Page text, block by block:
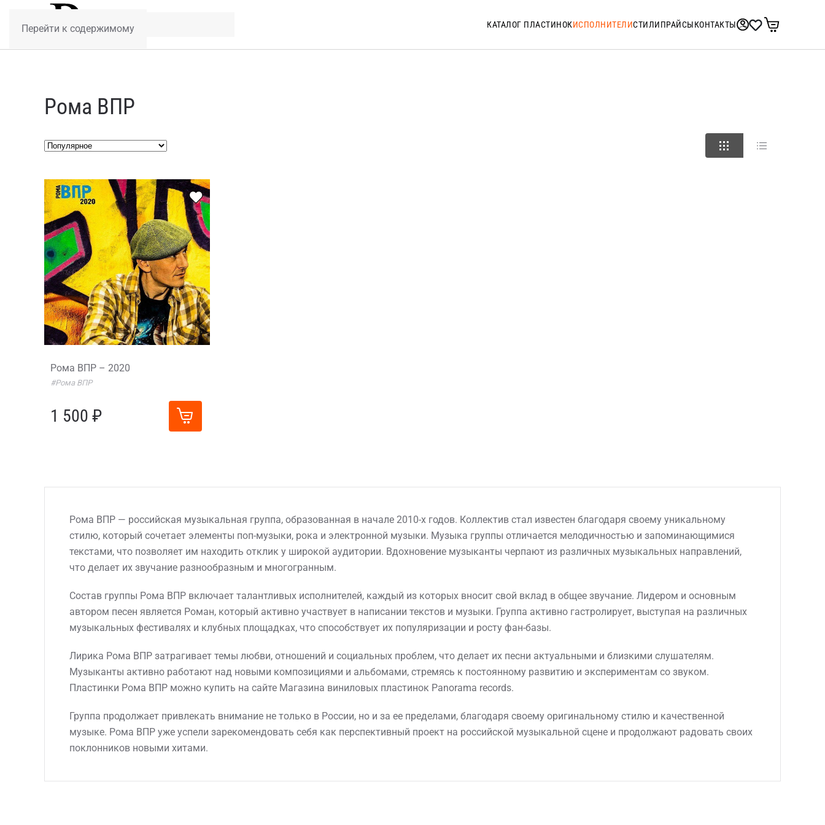
Перейти к содержимому КАТАЛОГ ПЛАСТИНОКИСПОЛНИТЕЛИСТИЛИПРАЙСЫКОНТАКТЫ
Рома ВПР
Рома ВПР – 2020
#Рома ВПР
1 500 ₽
Рома ВПР — российская музыкальная группа, образованная в начале 2010-х годов. Коллектив стал известен благодаря своему уникальному
стилю, который сочетает элементы поп-музыки, рока и электронной музыки. Музыка группы отличается мелодичностью и запоминающимися
текстами, что позволяет им находить отклик у широкой аудитории. Вдохновение музыканты черпают из различных музыкальных направлений,
что делает их звучание разнообразным и многогранным.
Состав группы Рома ВПР включает талантливых исполнителей, каждый из которых вносит свой вклад в общее звучание. Лидером и основным
автором песен является Роман, который активно участвует в написании текстов и музыки. Группа активно гастролирует, выступая на различных
музыкальных фестивалях и клубных площадках, что способствует их популяризации и росту фан-базы.
Лирика Рома ВПР затрагивает темы любви, отношений и социальных проблем, что делает их песни актуальными и близкими слушателям.
Музыканты активно работают над новыми композициями и альбомами, стремясь к постоянному развитию и экспериментам со звуком.
Пластинки Рома ВПР можно купить на сайте Магазина виниловых пластинок Panorama records.
Группа продолжает привлекать внимание не только в России, но и за ее пределами, благодаря своему оригинальному стилю и качественной
музыке. Рома ВПР уже успели зарекомендовать себя как перспективный проект на российской музыкальной сцене и продолжают радовать своих
поклонников новыми хитами.